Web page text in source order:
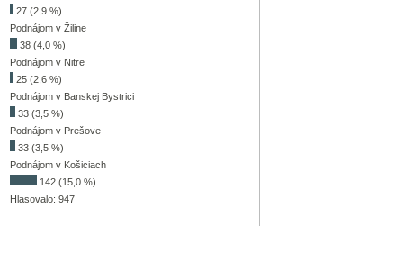
27 (2,9 %)
Podnájom v Žiline
38 (4,0 %)
Podnájom v Nitre
25 (2,6 %)
Podnájom v Banskej Bystrici
33 (3,5 %)
Podnájom v Prešove
33 (3,5 %)
Podnájom v Košiciach
142 (15,0 %)
Hlasovalo: 947